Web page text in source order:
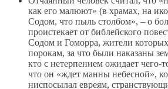
как его малюют» (в храмах, на
Содом, что пыль столбом», – о
проистекает от библейского
Содом и Гоморра, жители
порокам, за что были наказаны
кто с нетерпением ожидает чего-
что он «ждет манны небесной»,
ниспосылал евреям,